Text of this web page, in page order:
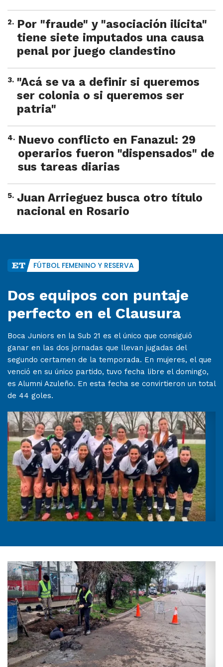
2. Por "fraude" y "asociación ilícita"
tiene siete imputados una causa
penal por juego clandestino
3. "Acá se va a definir si queremos
ser colonia o si queremos ser
patria"
4. Nuevo conflicto en Fanazul: 29
operarios fueron "dispensados" de
sus tareas diarias
5. Juan Arrieguez busca otro título
nacional en Rosario
FÚTBOL FEMENINO Y RESERVA
Dos equipos con puntaje
perfecto en el Clausura
Boca Juniors en la Sub 21 es el único que consiguió
ganar en las dos jornadas que llevan jugadas del
segundo certamen de la temporada. En mujeres, el que
venció en su único partido, tuvo fecha libre el domingo,
es Alumni Azuleño. En esta fecha se convirtieron un total
de 44 goles.